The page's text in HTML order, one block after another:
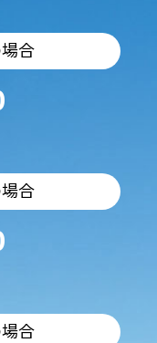
合
合
合